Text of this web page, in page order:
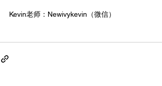
Kevin老师：Newivykevin（微信）